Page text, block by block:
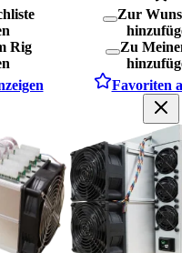
Rig
Zur
Zu
Favoriten